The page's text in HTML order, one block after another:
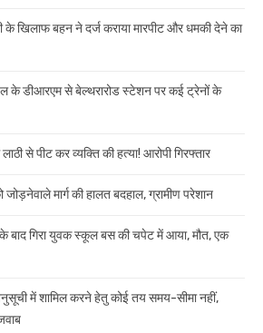
खिलाफ बहन ने दर्ज कराया मारपीट और धमकी देने का
के डीआरएम से बेल्थरारोड स्टेशन पर कई ट्रेनों के
से पीट कर व्यक्ति की हत्या! आरोपी गिरफ्तार
मार्ग की हालत बदहाल, ग्रामीण परेशान
बाद गिरा युवक स्कूल बस की चपेट में आया, मौत, एक
में शामिल करने हेतु कोई तय समय-सीमा नहीं,